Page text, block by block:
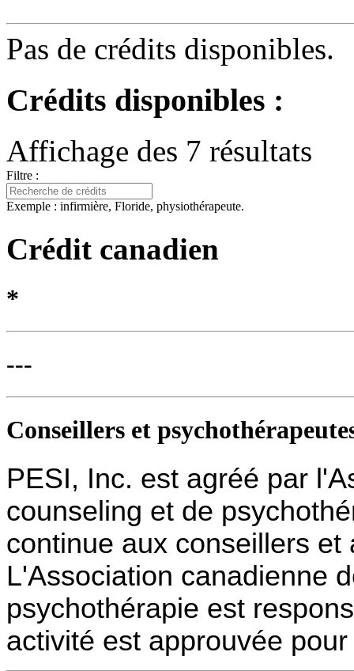
Pas de crédits disponibles.
Crédits disponibles :
Affichage des 7 résultats
Filtre :
Exemple : infirmière, Floride, physiothérapeute.
Crédit canadien
*
---
Conseillers et
PESI, Inc. est agréé par
counseling et de
continue aux conseillers
L'Association canadienne
psychothérapie est
activité est approuvée